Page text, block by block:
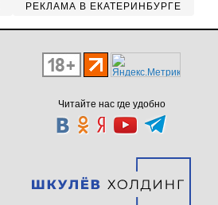
РЕКЛАМА В ЕКАТЕРИНБУРГЕ
Читайте нас где удобно